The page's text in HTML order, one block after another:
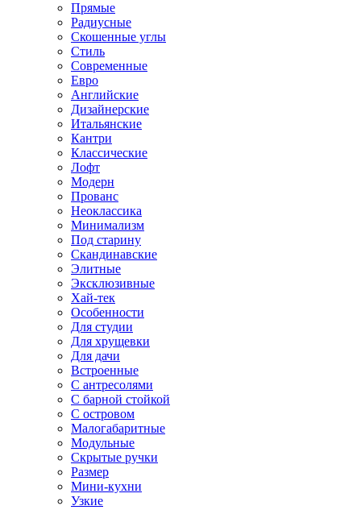
Прямые
Радиусные
Скошенные углы
Стиль
Современные
Евро
Английские
Дизайнерские
Итальянские
Кантри
Классические
Лофт
Модерн
Прованс
Неоклассика
Минимализм
Под старину
Скандинавские
Элитные
Эксклюзивные
Хай-тек
Особенности
Для студии
Для хрущевки
Для дачи
Встроенные
С антресолями
С барной стойкой
С островом
Малогабаритные
Модульные
Скрытые ручки
Размер
Мини-кухни
Узкие